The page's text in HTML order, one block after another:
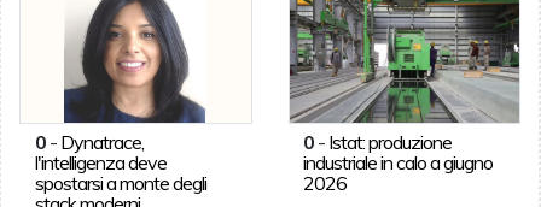
0- Dynatrace,
l'intelligenza deve
spostarsi a monte degli
0 - Istat: produzione
industriale in calo a giugno
2026